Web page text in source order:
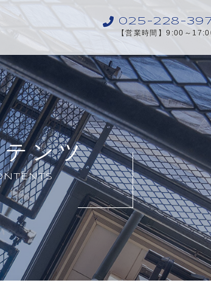
025-228-
【営業時間】9:00～
テンツ